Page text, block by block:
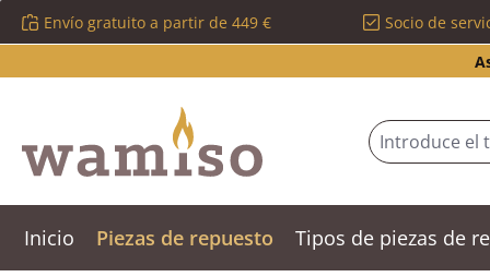
al contenido principal
Saltar a la búsqueda
Saltar a la navegación principal
Envío gratuito a partir de 449 € Socio de
Inicio Piezas de repuesto Tipos de piezas de